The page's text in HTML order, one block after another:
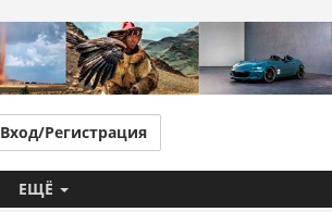
Вход/Регистрация
ЕЩЁ